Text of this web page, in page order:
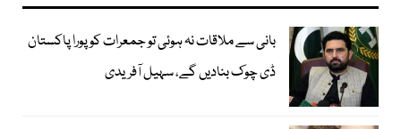
بانی سے ملاقات نہ ہوئی تو جمعرات کو پورا پاکستان
ڈی چوک بنادیں گے، سہیل آفریدی